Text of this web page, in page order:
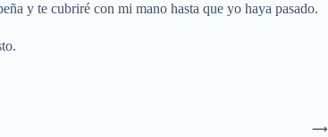
y te cubriré con mi mano hasta que yo haya pasado.
⟶